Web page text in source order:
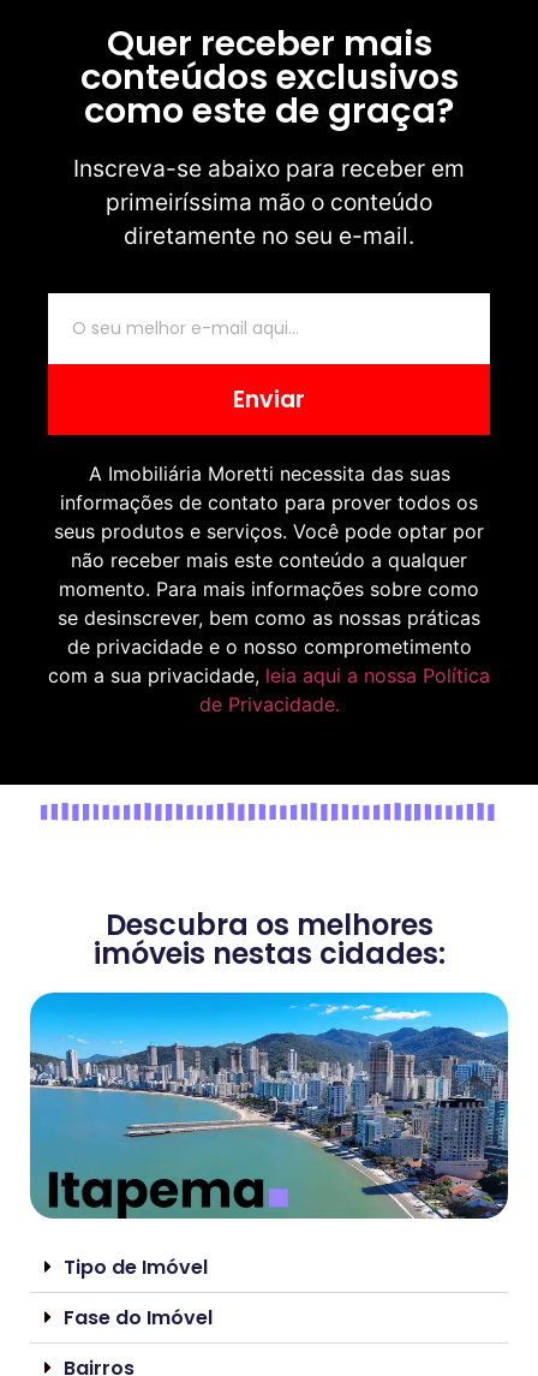
Quer receber mais
conteúdos exclusivos
como este de graça?
Inscreva-se abaixo para receber em
primeiríssima mão o conteúdo
diretamente no seu e-mail.
Enviar
A Imobiliária Moretti necessita das suas
informações de contato para prover todos os
seus produtos e serviços. Você pode optar por
não receber mais este conteúdo a qualquer
momento. Para mais informações sobre como
se desinscrever, bem como as nossas práticas
de privacidade e o nosso comprometimento
com a sua privacidade, leia aqui a nossa Política
de Privacidade.
Descubra os melhores
imóveis nestas cidades:
Tipo de Imóvel
Fase do Imóvel
Bairros